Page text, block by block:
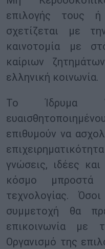
επιλογής τους
σχετίζεται με
καινοτομία με
καίριων
ελληνική κοινωνία.
Το Ίδρυμα
επιθυμούν να
γνώσεις, ιδέες
κόσμο
τεχνολογίας.
συμμετοχή θα
επικοινωνία με
Οργανισμό της